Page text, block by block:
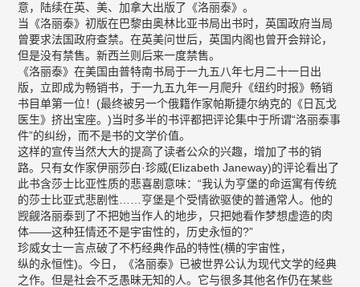
意，陆续在英、美、加拿大出版了《洛丽泰》。
当《洛丽泰》初版在巴黎由奥林比亚书局出书时，英国政府当局
曾要求法国政府查禁。在英美问世后，英国内阁也曾开会辩论，
但是没有禁售。新西兰则后来一度禁售。
《洛丽泰》在美国由普特南书局于一九五八年七月二十一日出
版，立即成为畅销书，于一九五九年一月爬升《纽约时报》畅销
书目单第一位！(最终被另一个俄籍作家帕斯捷尔纳克的《日瓦戈
医生》挤出宝座。)当时多半的书评都把评论集中于所谓“洛丽泰事
件”的纠纷，而不是书的文学价值。
这样的宣传当然大大的提高了读者公众的兴趣，增加了书的销
路。只有女作家伊丽莎白·珍威(EIizabeth Janeway)的评论看出了
此书含莎士比亚性质的悲喜剧意味：“我认为亨堡的命运寓有传统
的莎士比亚式悲剧性……亨堡是个受情欲驱使的普通常人。他的
觊觎洛丽泰到了不把她当作人的地步，只把她看作梦想虚造的肉
体——这种狂情还不是宇宙性的，历史永恒的?”
珍威女士一言点破了不朽经典作品的特性(横的宇宙性，
纵的永恒性)。今日，《洛丽泰》已被世界公认为现代文学的经典
之作。但是社会不乏愚昧无知的人。它与很多其他名作仍在某些